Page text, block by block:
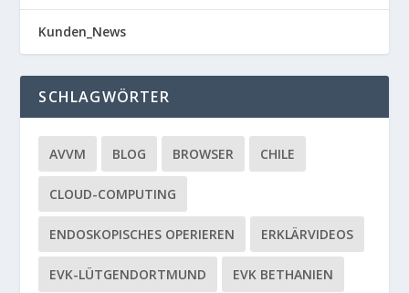
Kunden_News
SCHLAGWÖRTER
AVVM BLOG BROWSER CHILE
CLOUD-COMPUTING
ENDOSKOPISCHES OPERIEREN ERKLÄRVIDEOS
EVK-LÜTGENDORTMUND EVK BETHANIEN